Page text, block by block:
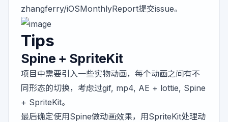
zhangferry/iOSMonthlyReport提交issue。
Tips
Spine + SpriteKit
项目中需要引入一些实物动画，每个动画之间有不
同形态的切换，考虑过gif, mp4, AE + lottie, Spine
+ SpriteKit。
最后确定使用Spine做动画效果，用SpriteKit处理动